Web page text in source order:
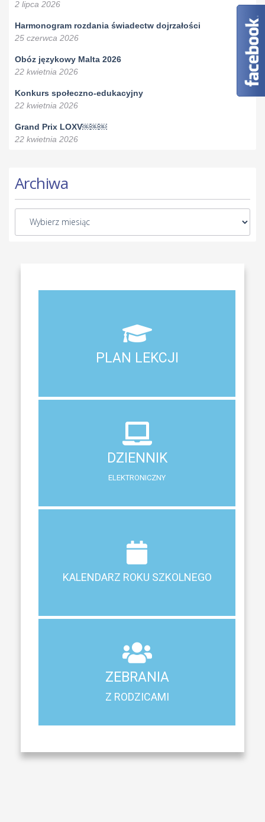
2 lipca 2026
Harmonogram rozdania świadectw dojrzałości
25 czerwca 2026
Obóz językowy Malta 2026
22 kwietnia 2026
Konkurs społeczno-edukacyjny
22 kwietnia 2026
Grand Prix LOXV￼￼￼
22 kwietnia 2026
Archiwa
PLAN LEKCJI
PLAN LEKCJI
DZIENNIK
ELEKTRONICZNY
DZIENNIK
ELEKTRONICZNY
System zewnętrzny do śledzenia postępów w nauce
KALENDARZ ROKU SZKOLNEGO
KALENDARZ ROKU SZKOLNEGO
Terminy ferii, matur, zebrań i klasyfikacji
ZEBRANIA
Z RODZICAMI
Z RODZICAMI
Harmonogram spotkań i konsultacji z rodzicami